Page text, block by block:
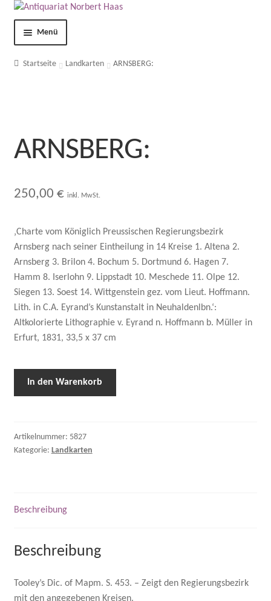
Menü
Shop
AGB
Impressum
Mein Konto
Startseite Landkarten ARNSBERG:
ARNSBERG:
250,00 € inkl. MwSt.
‚Charte vom Königlich Preussischen Regierungsbezirk
Arnsberg nach seiner Eintheilung in 14 Kreise 1. Altena 2.
Arnsberg 3. Brilon 4. Bochum 5. Dortmund 6. Hagen 7.
Hamm 8. Iserlohn 9. Lippstadt 10. Meschede 11. Olpe 12.
Siegen 13. Soest 14. Wittgenstein gez. vom Lieut. Hoffmann.
Lith. in C.A. Eyrand’s Kunstanstalt in Neuhaldenlbn.‘:
Altkolorierte Lithographie v. Eyrand n. Hoffmann b. Müller in
Erfurt, 1831, 33,5 x 37 cm
In den Warenkorb
Artikelnummer: 5827
Kategorie: Landkarten
Beschreibung
Beschreibung
Tooley’s Dic. of Mapm. S. 453. – Zeigt den Regierungsbezirk
mit den angegebenen Kreisen.